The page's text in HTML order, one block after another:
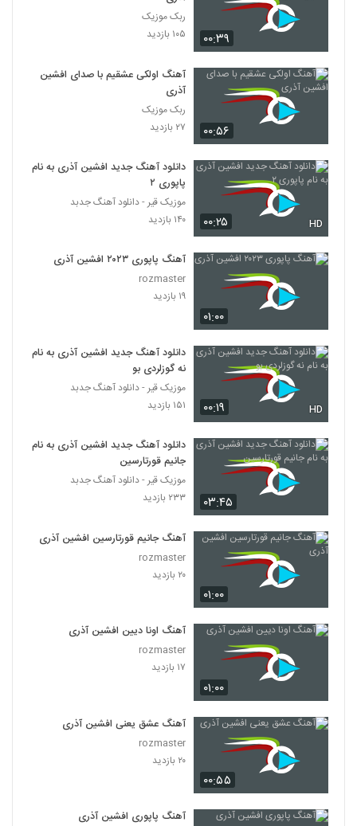
618
آهنگ جدید محسن چاوشی با نام باز آمدم
"آهنگ جدید محسن چاوشی"
۱,۴۰۰ بازدید
Mohsen Chavoshi - Khouzestan NEW
محسن چاوشی خوزستان (محسن چاوشی)
۱,۰۳۰ بازدید
۰۰:۳۹
ربک موزیک
۱۰۵ بازدید
۰۰:۵۶
آهنگ اولکی عشقیم با صدای افشین
آذری
ربک موزیک
۲۷ بازدید
۰۰:۲۵ HD
دانلود آهنگ جدید افشین آذری به نام
پاپوری ۲
موزیک قیر - دانلود آهنگ جدبد
۱۴۰ بازدید
۰۱:۰۰
آهنگ پاپوری ۲۰۲۳ افشین آذری
rozmaster
۱۹ بازدید
۰۰:۱۹ HD
دانلود آهنگ جدید افشین آذری به نام
نه گوزلردی بو
موزیک قیر - دانلود آهنگ جدبد
۱۵۱ بازدید
۰۳:۴۵
دانلود آهنگ جدید افشین آذری به نام
جانیم قورتارسین
موزیک قیر - دانلود آهنگ جدبد
۲۳۳ بازدید
۰۱:۰۰
آهنگ جانیم قورتارسین افشین آذری
rozmaster
۲۰ بازدید
۰۱:۰۰
آهنگ اونا دیین افشین آذری
rozmaster
۱۷ بازدید
۰۰:۵۵
آهنگ عشق یعنی افشین آذری
rozmaster
۲۰ بازدید
آهنگ پاپوری افشین آذری